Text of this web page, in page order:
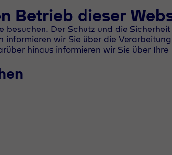
Betrieb dieser
besuchen. Der Schutz und die
wir Sie über die
hinaus informieren wir Sie über